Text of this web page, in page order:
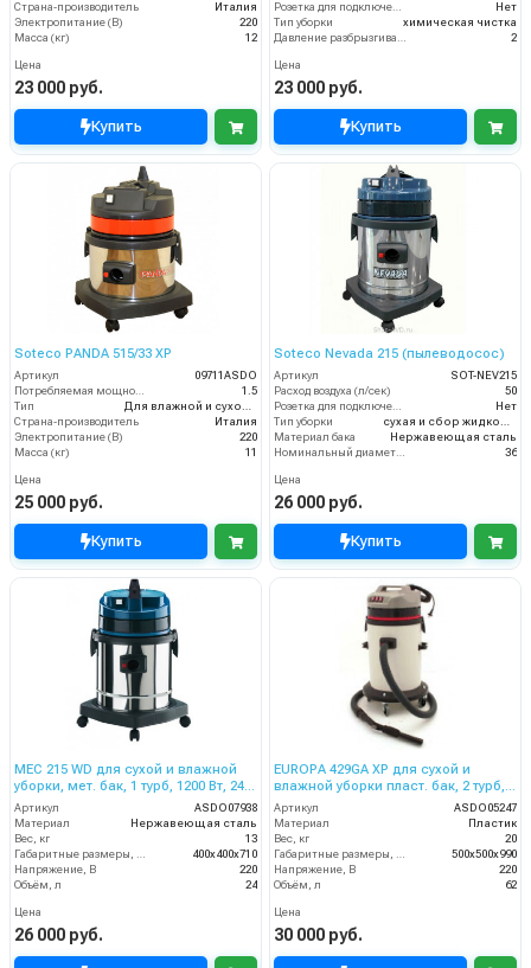
Страна-производитель
Италия
Электропитание (В)
220
Масса (кг)
12
Цена
23 000 руб.
Купить
Розетка для подключения инструмента
Нет
Тип уборки
химическая чистка
Давление разбрызгивания моющего раствора (бар)
2
Цена
23 000 руб.
Купить
Soteco PANDA 515/33 XP
Артикул
09711ASDO
Потребляемая мощность (кВт)
1.5
Тип
Для влажной и сухой уборки
Страна-производитель
Италия
Электропитание (В)
220
Масса (кг)
11
Цена
25 000 руб.
Купить
Soteco Nevada 215 (пылеводосос)
Артикул
SOT-NEV215
Расход воздуха (л/сек)
50
Розетка для подключения инструмента
Нет
Тип уборки
сухая и сбор жидкостей
Материал бака
Нержавеющая сталь
Номинальный диаметр принадлежностей (мм)
36
Цена
26 000 руб.
Купить
MEC 215 WD для сухой и влажной
уборки, мет. бак, 1 турб, 1200 Вт, 24
л. полн. компл.
Артикул
ASDO07938
Материал
Нержавеющая сталь
Вес, кг
13
400х400х710
Напряжение, В
220
Объём, л
24
Цена
26 000 руб.
EUROPA 429GA XP для сухой и
влажной уборки пласт. бак, 2 турб,
2800 Вт, 62 л.
Артикул
ASDO05247
Материал
Пластик
Вес, кг
20
500х500х990
Напряжение, В
220
Объём, л
62
Цена
30 000 руб.